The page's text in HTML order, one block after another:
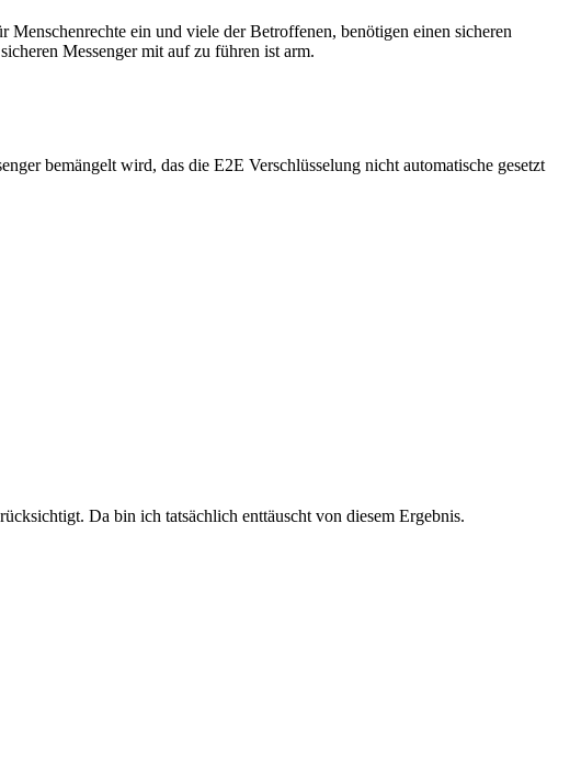
ein und viele der Betroffenen, benötigen einen sicheren
Messenger mit auf zu führen ist arm.
bemängelt wird, das die E2E Verschlüsselung nicht automatische gesetzt
Da bin ich tatsächlich enttäuscht von diesem Ergebnis.